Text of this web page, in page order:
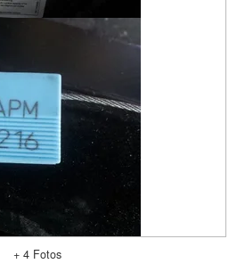
+ 4 Fotos